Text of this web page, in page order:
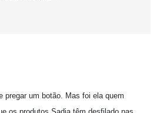
pregar um botão. Mas foi ela quem